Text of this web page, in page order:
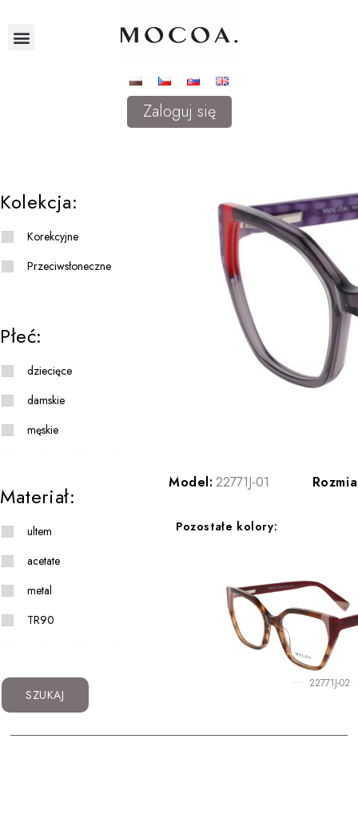
Zaloguj się
Kolekcja:
Korekcyjne
Przeciwsłoneczne
Płeć:
dziecięce
damskie
męskie
Materiał:
ultem
acetate
metal
TR90
SZUKAJ
Model: 22771J-01
Pozostałe kolory:
22771J-02